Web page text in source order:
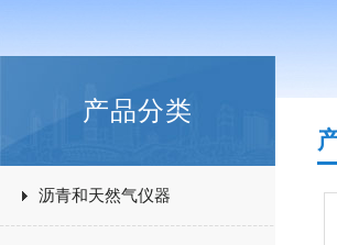
产品分类
沥青和天然气仪器